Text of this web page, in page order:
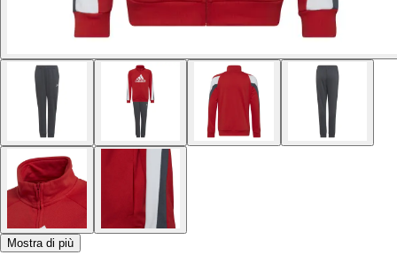
Mostra di più